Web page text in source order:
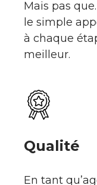
Mais pas
le simple
à chaque
meilleur.
Qualité
En tant